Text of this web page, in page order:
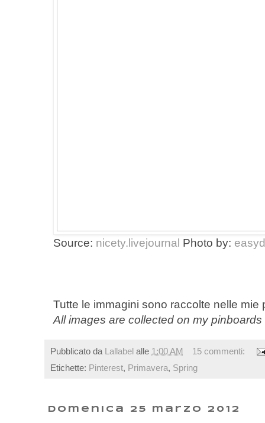
Source: nicety.livejournal Photo by:
Tutte le immagini sono raccolte nelle
All images are collected on my
Pubblicato da Lallabel alle 1:00 AM
15 commenti:
Etichette: Pinterest, Primavera, Spring
domenica 25 marzo 2012